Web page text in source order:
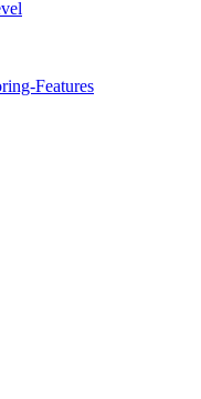
Features